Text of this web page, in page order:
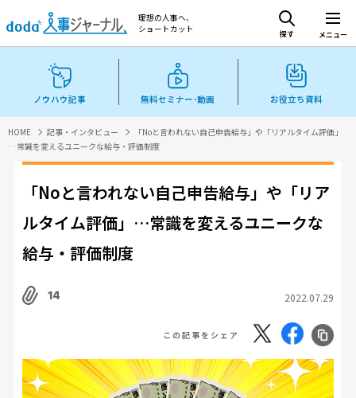
理想の人事へ、
ショートカット
探す メニュー
ノウハウ記事 無料セミナー･動画 お役立ち資料
HOME 記事・インタビュー
「Noと言われない自己申告給与」や「リアルタイム評価」
…常識を変えるユニークな給与・評価制度
「Noと言われない自己申告給与」や「リア
ルタイム評価」…常識を変えるユニークな
給与・評価制度
14 2022.07.29
この記事をシェア